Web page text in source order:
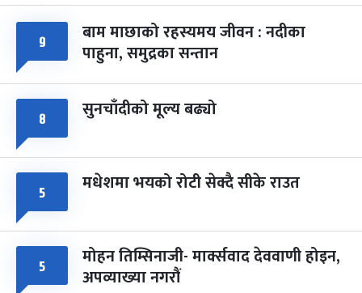
८
सोम
फागुपूर्णिमा
चैत्र ८, २०८३-Mar 22, 2027
७ महिना बाँकी
९ बाम माछाको रहस्यमय जीवन : नदीका
पाहुना, समुद्रका सन्तान
८ सुनचाँदीको मूल्य बढ्यो
५ मधेशमा भयको रोटी सेक्दै सीके राउत
५ मोहन तिम्सिनाजी- मार्क्सवाद देववाणी होइन,
अपव्याख्या नगरौं